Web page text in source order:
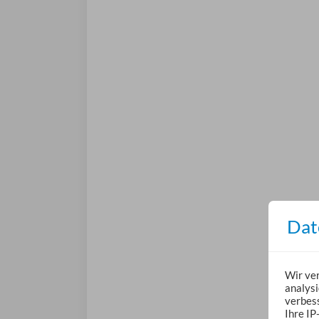
Wir
Ihre